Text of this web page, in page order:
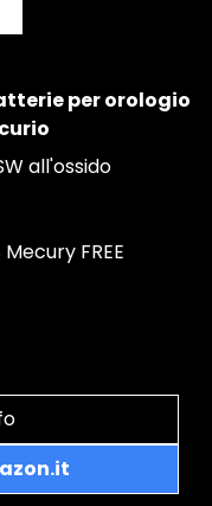
per orologio
all'ossido
FREE